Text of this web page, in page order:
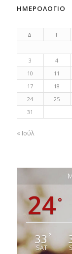
ΗΜΕΡΟΛΟΓΙΟ
Δ Τ
3
4
10
11
17
18
24
25
31
« Ιούλ
24°
33°
SAT